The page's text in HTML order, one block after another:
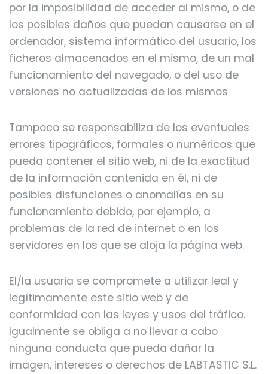
por la imposibilidad de acceder al mismo, o de
los posibles daños que puedan causarse en el
ordenador, sistema informático del usuario, los
ficheros almacenados en el mismo, de un mal
funcionamiento del navegado, o del uso de
versiones no actualizadas de los mismos
Tampoco se responsabiliza de los eventuales
errores tipográficos, formales o numéricos que
pueda contener el sitio web, ni de la exactitud
de la información contenida en él, ni de
posibles disfunciones o anomalías en su
funcionamiento debido, por ejemplo, a
problemas de la red de internet o en los
servidores en los que se aloja la página web.
El/la usuaria se compromete a utilizar leal y
legítimamente este sitio web y de
conformidad con las leyes y usos del tráfico.
Igualmente se obliga a no llevar a cabo
ninguna conducta que pueda dañar la
imagen, intereses o derechos de LABTASTIC S.L.